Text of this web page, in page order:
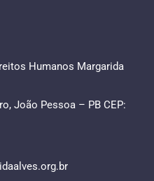
Humanos Margarida
João Pessoa – PB CEP: